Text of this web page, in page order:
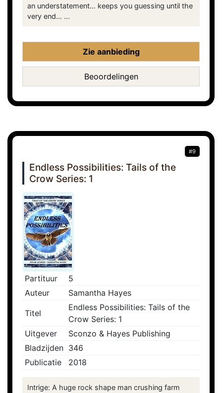
an understatement… keeps you guessing until the
very end… ...
Zie aanbieding
Beoordelingen
#9
Endless Possibilities: Tails of the
Crow Series: 1
Partituur
5
Auteur
Samantha Hayes
Titel
Endless Possibilities: Tails of the
Crow Series: 1
Uitgever
Sconzo & Hayes Publishing
Bladzijden 346
Publicatie
2018
Intrige: A huge rock shape man crushing farm